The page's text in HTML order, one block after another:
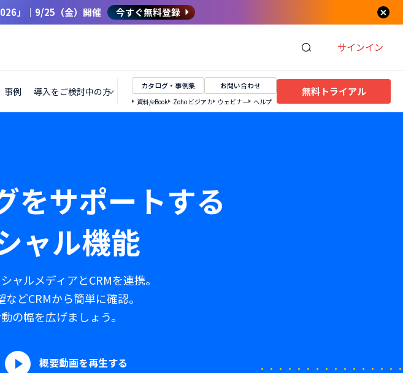
」｜9/25（金）開催 今すぐ無料登録
サインイン
事例 導入をご検討中の方 カタログ・事例集 お問い合わせ
資料/eBook Zoho ビジアカ ウェビナー ヘルプ
無料トライアル
をサポートする
ャル機能
ャルメディアとCRMを連携。
どCRMから簡単に確認。
の幅を広げましょう。
概要動画を再生する